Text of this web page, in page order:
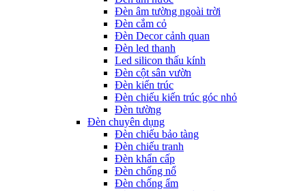
Đèn âm tường ngoài trời
Đèn cắm cỏ
Đèn Decor cảnh quan
Đèn led thanh
Led silicon thấu kính
Đèn cột sân vườn
Đèn kiến trúc
Đèn chiếu kiến trúc góc nhỏ
Đèn tường
Đèn chuyên dụng
Đèn chiếu bảo tàng
Đèn chiếu tranh
Đèn khẩn cấp
Đèn chống nổ
Đèn chống ẩm